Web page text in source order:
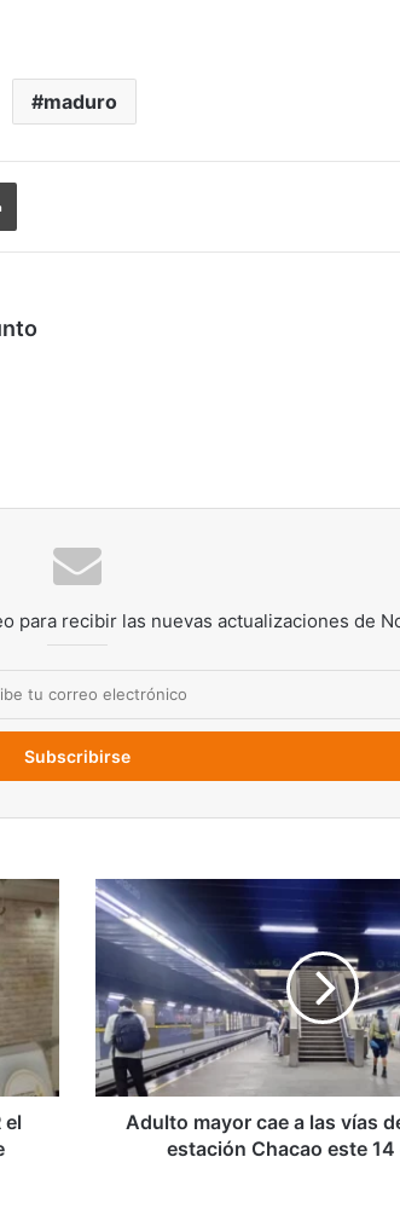
maduro
electrónico
Imprimir
para recibir las nuevas actualizaciones de
el
Adulto
mayor
cae
las
vías
del
metro
en
Adulto mayor cae a las vías
estación Chacao este 14